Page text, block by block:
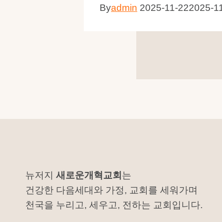
Byadmin 2025-11-222025-
뉴저지 새로운개혁교회 는
건강한 다음세대와 가정, 교회를 세워가며
천국을 누리고, 세우고, 전하는 교회입니다.